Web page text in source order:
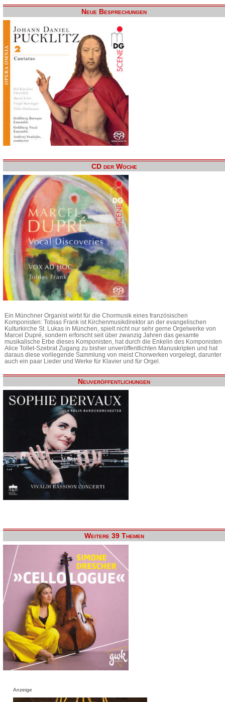
Neue Besprechungen
CD der Woche
Ein Münchner Organist wirbt für die Chormusik eines französischen
Komponisten: Tobias Frank ist Kirchenmusikdirektor an der evangelischen
Kulturkirche St. Lukas in München, spielt nicht nur sehr gerne Orgelwerke von
Marcel Dupré, sondern erforscht seit über zwanzig Jahren das gesamte
musikalische Erbe dieses Komponisten, hat durch die Enkelin des Komponisten
Alice Tollet-Szebrat Zugang zu bisher unveröffentlichten Manuskripten und hat
daraus diese vorliegende Sammlung von meist Chorwerken vorgelegt, darunter
auch ein paar Lieder und Werke für Klavier und für Orgel.
Neuveröffentlichungen
Weitere 39 Themen
Anzeige